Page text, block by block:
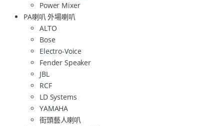
Power Mixer
PA喇叭 外場喇叭
ALTO
Bose
Electro-Voice
Fender Speaker
JBL
RCF
LD Systems
YAMAHA
街頭藝人喇叭